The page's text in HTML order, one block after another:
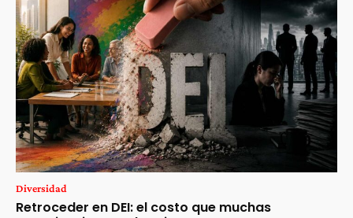
Diversidad
Retroceder en DEI: el costo que muchas